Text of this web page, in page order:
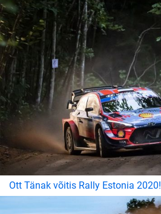
Ott Tänak võitis Rally Estonia 2020!